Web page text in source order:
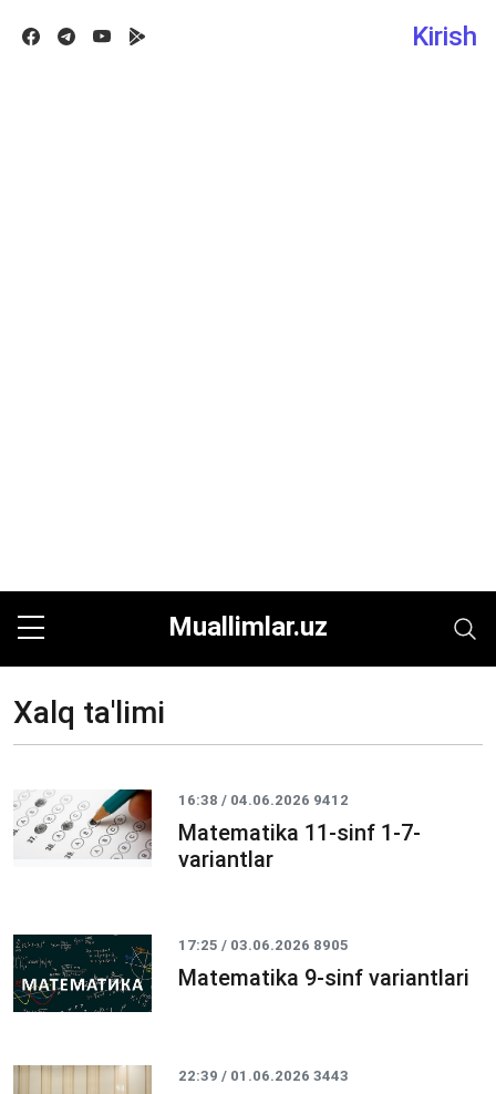
FacebookTelegram
Youtube Kirish
Muallimlar.uz
Xalq ta'limi
16:38 / 04.06.2026 9412
Matematika 11-sinf 1-7-
variantlar
17:25 / 03.06.2026 8905
Matematika 9-sinf variantlari
22:39 / 01.06.20263443